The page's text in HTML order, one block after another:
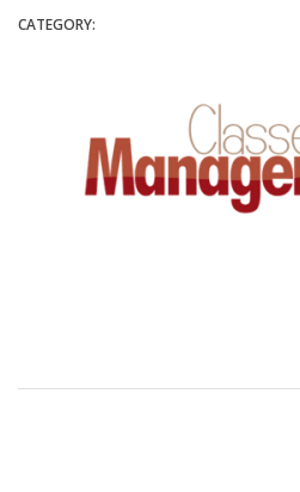
CATEGORY: